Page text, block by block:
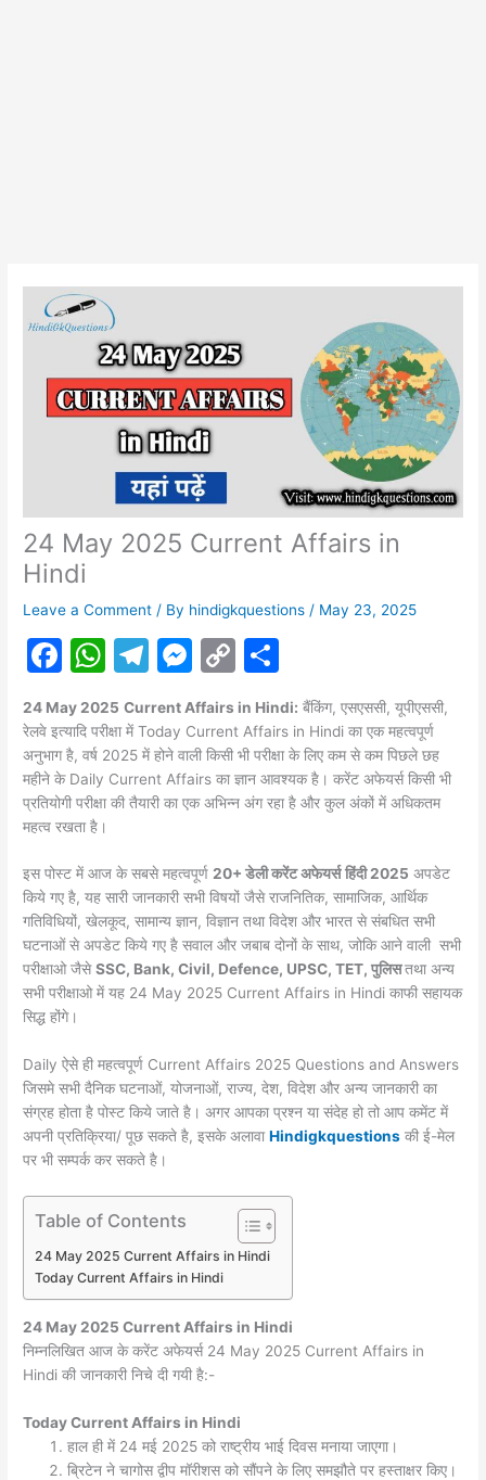
24 May 2025 Current Affairs in
Hindi
Leave a Comment / By hindigkquestions / May 23, 2025
F
c
e
b
o
o
k
W
at
s
A
p
T
e
gr
a
M
s
s
e
g
er
C
p
y
Li
k
ar
e
24 May 2025 Current Affairs in Hindi: बैंकिंग, एसएससी, यूपीएससी,
रेलवे इत्यादि परीक्षा में Today Current Affairs in Hindi का एक महत्वपूर्ण
अनुभाग है, वर्ष 2025 में होने वाली किसी भी परीक्षा के लिए कम से कम पिछले छह
महीने के Daily Current Affairs का ज्ञान आवश्यक है। करेंट अफेयर्स किसी भी
प्रतियोगी परीक्षा की तैयारी का एक अभिन्न अंग रहा है और कुल अंकों में अधिकतम
महत्व रखता है।
इस पोस्ट में आज के सबसे महत्वपूर्ण20+ डेली करेंट अफेयर्स हिंदी 2025 अपडेट
किये गए है, यह सारी जानकारी सभी विषयों जैसे राजनितिक, सामाजिक, आर्थिक
गतिविधियों, खेलकूद, सामान्य ज्ञान, विज्ञान तथा विदेश और भारत से संबधित सभी
घटनाओं से अपडेट किये गए है सवाल और जबाब दोनों के साथ, जोकि आने वाली सभी
परीक्षाओ जैसेSSC, Bank, Civil, Defence, UPSC, TET, पुलिसतथा अन्य
सभी परीक्षाओ में यह 24 May 2025 Current Affairs in Hindi काफी सहायक
सिद्ध होंगे।
Daily ऐसे ही महत्वपूर्ण Current Affairs 2025 Questions and Answers
जिसमे सभी दैनिक घटनाओं, योजनाओं, राज्य, देश, विदेश और अन्य जानकारी का
संग्रह होता है पोस्ट किये जाते है। अगर आपका प्रश्न या संदेह हो तो आप कमेंट में
अपनी प्रतिक्रिया/ पूछ सकते है, इसके अलावाHindigkquestions की ई-मेल
पर भी सम्पर्क कर सकते है।
Table of Contents
24 May 2025 Current Affairs in Hindi
Today Current Affairs in Hindi
24 May 2025Current Affairs in Hindi
निम्नलिखित आज के करेंट अफेयर्स 24 May 2025 Current Affairs in
Hindi की जानकारी निचे दी गयी है:-
TodayCurrent Affairs in Hindi
हाल ही में 24 मई 2025 को राष्ट्रीय भाई दिवस मनाया जाएगा।
ब्रिटेन ने चागोस द्वीप मॉरीशस को सौंपने के लिए समझौते पर हस्ताक्षर किए।